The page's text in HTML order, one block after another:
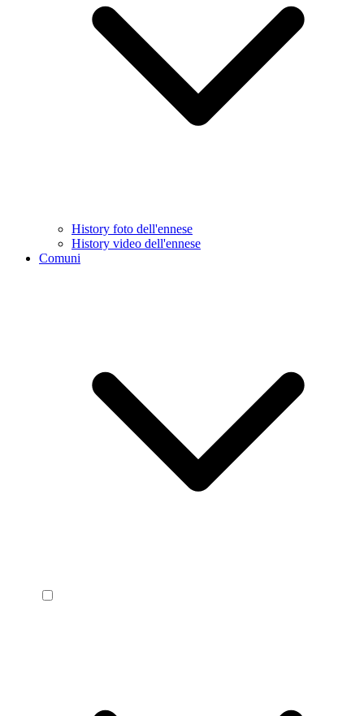
History foto dell'ennese
History video dell'ennese
Comuni